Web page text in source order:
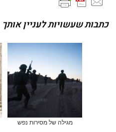
כתבות שעשויות לעניין אותך
מגילה של מסירות נפש